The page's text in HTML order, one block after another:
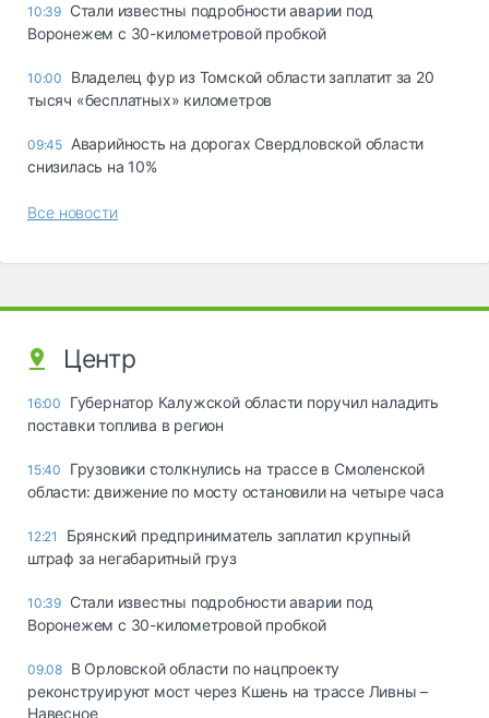
10:39 Стали известны подробности аварии под
Воронежем с 30-километровой пробкой
10:00
Владелец фур из Томской области заплатит за 20
тысяч «бесплатных» километров
09:45 Аварийность на дорогах Свердловской области
снизилась на 10%
Все новости
Центр
16:00
Губернатор Калужской области поручил наладить
поставки топлива в регион
15:40
Грузовики столкнулись на трассе в Смоленской
области: движение по мосту остановили на четыре часа
12:21
Брянский предприниматель заплатил крупный
штраф за негабаритный груз
10:39 Стали известны подробности аварии под
Воронежем с 30-километровой пробкой
09.08 В Орловской области по нацпроекту
реконструируют мост через Кшень на трассе Ливны –
Навесное